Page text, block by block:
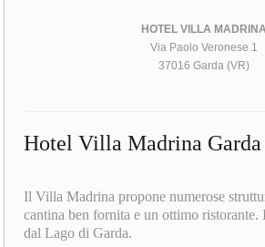
HOTEL VILLA MADRINA
Via Paolo Veronese 1
37016 Garda (VR)
Hotel Villa Madrina Garda
Il Villa Madrina propone numerose
cantina ben fornita e un ottimo ristorante.
dal Lago di Garda.